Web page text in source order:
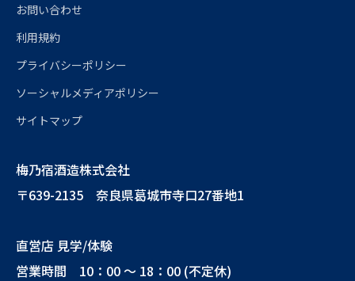
お問い合わせ
利用規約
プライバシーポリシー
ソーシャルメディアポリシー
サイトマップ
梅乃宿酒造株式会社
〒639-2135 奈良県葛城市寺口27番地1
直営店 見学/体験
営業時間 10：00 ～ 18：00 (不定休)